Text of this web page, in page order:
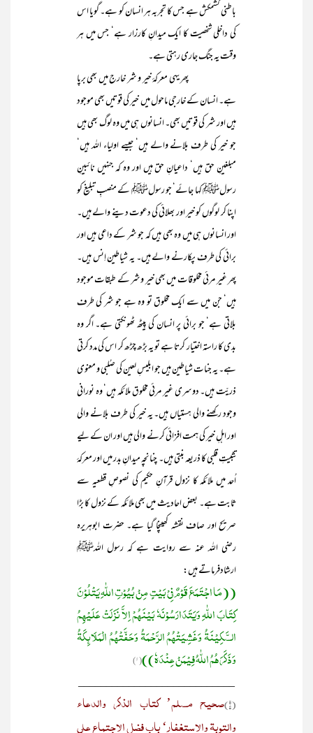
باطنی کشمکش ہے جس کا تجربہ ہر انسان کو ہے۔ گویا اس
کی داخلی شخصیت کا ایک میدانِ کارزار ہے‘ جس میں ہر
وقت یہ جنگ جاری رہتی ہے۔
پھر یہی معرکۂ خیر و شر خارج میں بھی برپا
ہے۔ انسان کے خارجی ماحول میں خیر کی قوتیں بھی موجود
ہیں اور شر کی قوتیں بھی۔ انسانوں ہی میں وہ لوگ بھی ہیں
جو خیر کی طرف بلانے والے ہیں‘ جیسے اولیاء اللہ ہیں‘
مبلغینِ حق ہیں‘ داعیانِ حق ہیں اور وہ کہ جنہیں نائبینِ
رسولﷺ کہا جائے‘ جو رسولﷺ کے منصبِ تبلیغ کو
اپنا کر لوگوں کو خیر اور بھلائی کی دعوت دینے والے ہیں۔
اور انسانوں ہی میں وہ بھی ہیں کہ جو شر کے داعی ہیں اور
برائی کی طرف پکارنے والے ہیں۔ یہ شیاطین اِنس ہیں۔
پھر غیر مرئی مخلوقات میں بھی خیر وشر کے طبقات موجود
ہیں‘ جن میں سے ایک مخلوق تو وہ ہے جو شر کی طرف
بلاتی ہے‘ جو برائی پر انسان کی پیٹھ ٹھونکتی ہے۔ اگر وہ
بدی کا راستہ اختیار کرتا ہے تو یہ بڑھ چڑھ کر اس کی مدد کرتی
ہے۔ یہ جنات شیاطین ہیں جو ابلیسِ لعین کی صُلبی و معنوی
ذریّت ہیں۔ دوسری غیر مرئی مخلوق ملائکہ ہیں‘ وہ نورانی
وجود رکھنے والی ہستیاں ہیں۔ یہ خیر کی طرف بلانے والی
اور اہلِ خیر کی ہمت افزائی کرنے والی ہیں اور ان کے لیے
تثبیتِ قلبی کا ذریعہ بنتی ہیں۔ چنانچہ میدانِ بدر میں اور معرکۂ
اُحد میں ملائکہ کا نزول قرآنِ حکیم کی نصوصِ قطعیہ سے
ثابت ہے۔ بعض احادیث میں بھی ملائکہ کے نزول کا بڑا
صریح اور صاف نقشہ کھینچا گیا ہے۔ حضرت ابوہریرہ
رضی اللہ عنہ سے روایت ہے کہ رسول اللہﷺ
ارشادفرماتے ہیں:
((مَا اجْتَمَعَ قَوْمٌ فِیْ بَیْتٍ مِنْ بُیُوْتِ اللّٰہِ یَتْلُوْنَ
کِتَابَ اللّٰہِ وَیَتَدَارَسُوْنَہٗ بَیْنَھُمْ اِلاَّ نَزَلَتْ عَلَیْھِمُ
السَّکِیْنَۃُ وَغَشِیَتْھُمُ الرَّحْمَۃُ وَحَفَّتْھُمُ الْمَلَائِکَۃُ
وَذَکَرَھُمُ اللّٰہُ فِیْمَنْ عِنْدَہٗ))(۱)
____________________________
(۱) صحیح مسلم’ کتاب الذکر والدعاء
والتوبۃ والاستغفار‘ باب فضل الاجتماع علی